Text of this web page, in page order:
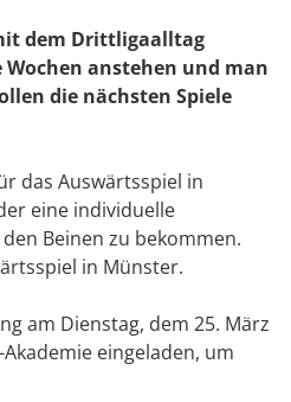
dem Drittligaalltag
anstehen und man
die nächsten Spiele
das Auswärtsspiel in
eine individuelle
Beinen zu bekommen.
in Münster.
am Dienstag, dem 25. März
eingeladen, um